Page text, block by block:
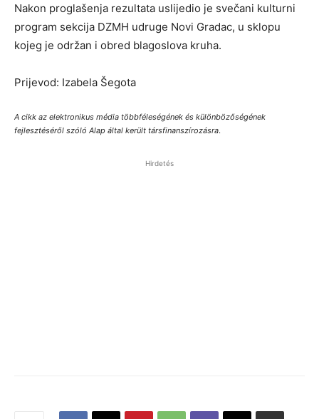
Nakon proglašenja rezultata uslijedio je svečani kulturni
program sekcija DZMH udruge Novi Gradac, u sklopu
kojeg je održan i obred blagoslova kruha.
Prijevod: Izabela Šegota
A cikk az elektronikus média többféleségének és különbözőségének
fejlesztéséről szóló Alap által került társfinanszírozásra.
Hirdetés